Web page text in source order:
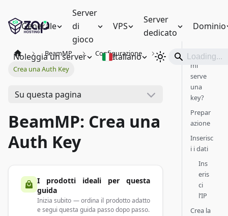
Generale
Server
di
gioco
VPS
Server
dedicato
Dominio
Noleggia un server Italiano
BeamMP
Configurazione
Crea una Auth Key
Su questa pagina
BeamMP: Crea una
Auth Key
I prodotti ideali per questa
guida
Inizia subito — ordina il prodotto adatto
e segui questa guida passo dopo passo.
Perché
mi
serve
una
key?
Prepar
azione
Inserisc
i i dati
Ins
eris
ci
l’IP
Crea la